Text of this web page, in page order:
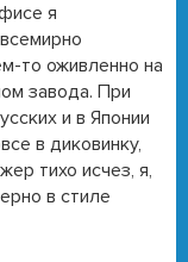
я
то оживленно на
завода. При
и в Японии
в диковинку,
тихо исчез, я,
в стиле